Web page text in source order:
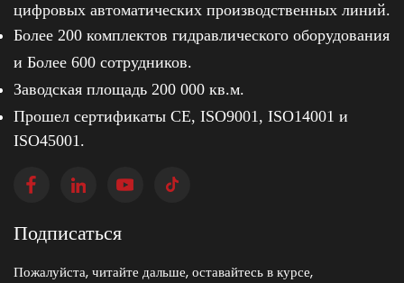
цифровых автоматических производственных линий.
Более 200 комплектов гидравлического оборудования
и Более 600 сотрудников.
Заводская площадь 200 000 кв.м.
Прошел сертификаты CE, ISO9001, ISO14001 и
ISO45001.
Подписаться
Пожалуйста, читайте дальше, оставайтесь в курсе,